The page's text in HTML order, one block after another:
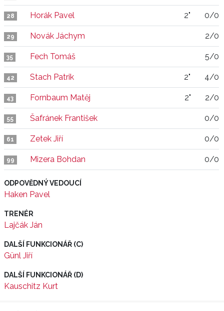
28 Horák Pavel 2" 0/0
29 Novák Jáchym 2/0
35 Fech Tomáš 5/0
42 Stach Patrik 2" 4/0
43 Fornbaum Matěj 2" 2/0
55 Šafránek František 0/0
61 Zetek Jiří 0/0
99 Mizera Bohdan 0/0
ODPOVĚDNÝ VEDOUCÍ
Haken Pavel
TRENÉR
Lajčák Ján
DALŠÍ FUNKCIONÁŘ (C)
Günl Jiří
DALŠÍ FUNKCIONÁŘ (D)
Kauschitz Kurt